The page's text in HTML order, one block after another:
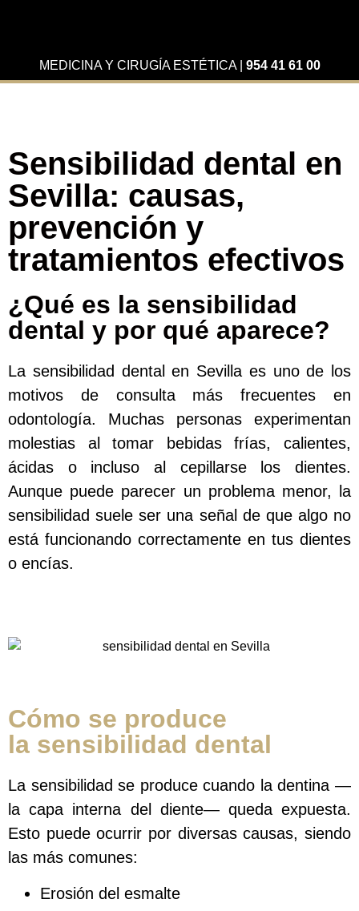
MEDICINA Y CIRUGÍA ESTÉTICA| 954 41 61 00
Sensibilidad dental en
Sevilla: causas,
prevención y
tratamientos efectivos
¿Qué es la sensibilidad
dental y por qué aparece?
La sensibilidad dental en Sevilla es uno de los
motivos de consulta más frecuentes en
odontología. Muchas personas experimentan
molestias al tomar bebidas frías, calientes,
ácidas o incluso al cepillarse los dientes.
Aunque puede parecer un problema menor, la
sensibilidad suele ser una señal de que algo no
está funcionando correctamente en tus dientes
o encías.
Cómo se produce
la sensibilidad dental
La sensibilidad se produce cuando la dentina —
la capa interna del diente— queda expuesta.
Esto puede ocurrir por diversas causas, siendo
las más comunes:
Erosión del esmalte